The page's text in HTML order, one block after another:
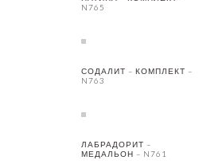
N765
СОДАЛИТ – КОМПЛЕКТ –
N763
ЛАБРАДОРИТ –
МЕДАЛЬОН – N761